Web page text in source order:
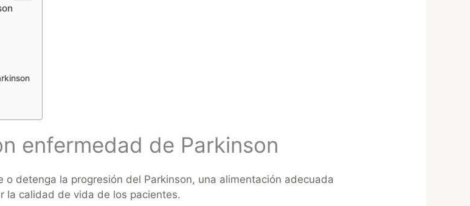
enfermedad de Parkinson
detenga la progresión del Parkinson, una alimentación adecuada
la calidad de vida de los pacientes.